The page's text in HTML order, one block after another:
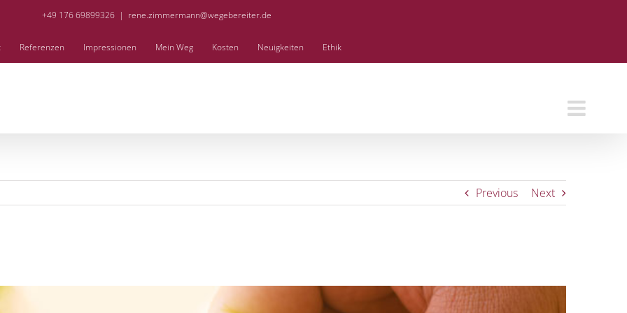
+49 176 69899326 | rene.zimmermann@wegebereiter.de
Referenzen Impressionen Mein Weg Kosten Neuigkeiten Ethik
Previous Next